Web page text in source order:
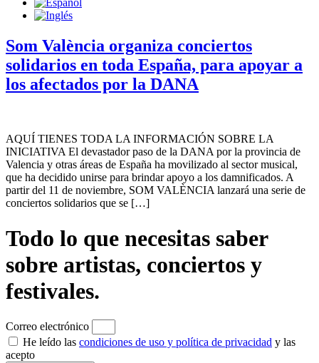
Som València organiza conciertos
solidarios en toda España, para apoyar a
los afectados por la DANA
AQUÍ TIENES TODA LA INFORMACIÓN SOBRE LA
INICIATIVA El devastador paso de la DANA por la provincia de
Valencia y otras áreas de España ha movilizado al sector musical,
que ha decidido unirse para brindar apoyo a los damnificados. A
partir del 11 de noviembre, SOM VALÈNCIA lanzará una serie de
conciertos solidarios que se […]
Todo lo que necesitas saber
sobre artistas, conciertos y
festivales.
Correo electrónico
He leído las condiciones de uso y política de privacidad y las
acepto